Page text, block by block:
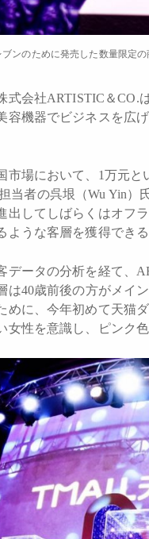
ンのために発売した数量限定の
式会社ARTISTIC＆CO.
容機器でビジネスを広
市場において、1万元
当者の呉垠（Wu Yin
出してしばらくはオフ
ような客層を獲得でき
データの分析を経て、
は40歳前後の方がメイ
めに、今年初めて天猫
女性を意識し、ピンク